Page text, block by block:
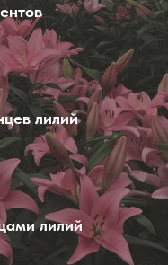
лилий
лилий